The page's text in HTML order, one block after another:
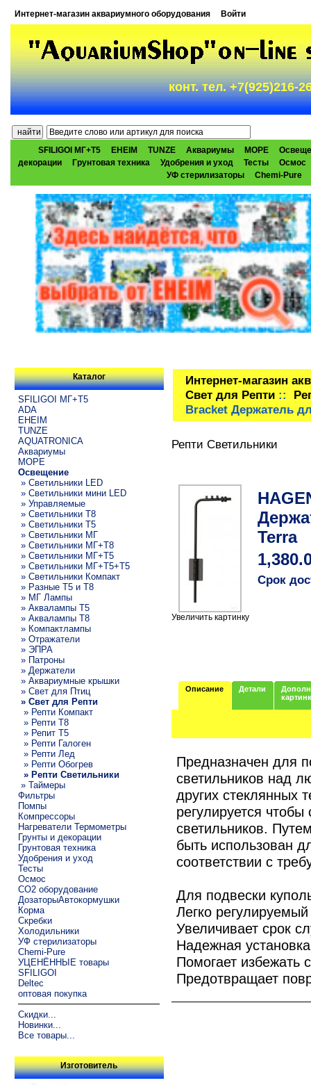
Интернет-магазин аквариумного оборудования Войти
конт. тел. +7(925)216-
SFILIGOI МГ+Т5 EHEIM TUNZE Аквариумы МОРЕ
декорации
Грунтовая техника Удобрения и уход Тесты
Осмос
УФ стерилизаторы
Chemi-Pure
Каталог
SFILIGOI МГ+Т5
ADA
EHEIM
TUNZE
AQUATRONICA
Аквариумы
МОРЕ
Освещение
» Светильники LED
» Светильники мини LED
» Управляемые
» Светильники T8
» Светильники T5
» Светильники МГ
» Светильники МГ+T8
» Светильники МГ+T5
» Светильники МГ+T5+T5
» Светильники Компакт
» Разные T5 и T8
» МГ Лампы
» Аквалампы T5
» Аквалампы T8
» Компактлампы
» Отражатели
» ЭПРА
» Патроны
» Держатели
» Аквариумные крышки
» Свет для Птиц
» Свет для Репти
» Репти Компакт
» Репти Т8
» Репит Т5
» Репти Галоген
» Репти Лед
» Репти Обогрев
» Репти Светильники
» Таймеры
Фильтры
Помпы
Компрессоры
Нагреватели Термометры
Грунты и декорации
Грунтовая техника
Удобрения и уход
Тесты
Осмос
CO2 оборудование
ДозаторыАвтокормушки
Корма
Скребки
Холодильники
УФ стерилизаторы
Chemi-Pure
УЦЕНЁННЫЕ товары
SFILIGOI
Deltec
оптовая покупка
Скидки...
Новинки...
Все товары...
Изготовитель
Интернет-магазин
Свет для Репти::
Bracket Держатель
Репти Светильники
Увеличить картинку
Terra
Срок
Описание Детали
Предназначен для
светильников над
других стеклянных
регулируется
светильников.
быть использован
соответствии с
Для подвески
Легко регулируемый
Увеличивает срок
Надежная
Помогает избежать
Предотвращает